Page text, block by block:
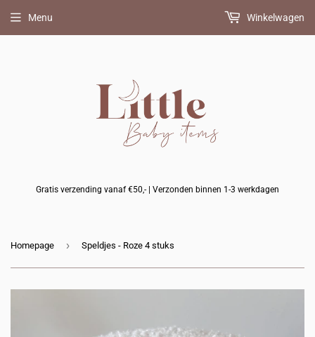
Gratis verzending vanaf €50,- | Verzonden binnen 1-3 werkdagen
Menu Winkelwagen
Homepage › Speldjes - Roze 4 stuks